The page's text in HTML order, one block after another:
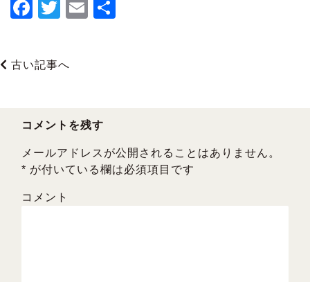
F
e
o
k
T
er
E
古い記事へ
コメントを残す
メールアドレスが公開されることはありません。
* が付いている欄は必須項目です
コメント